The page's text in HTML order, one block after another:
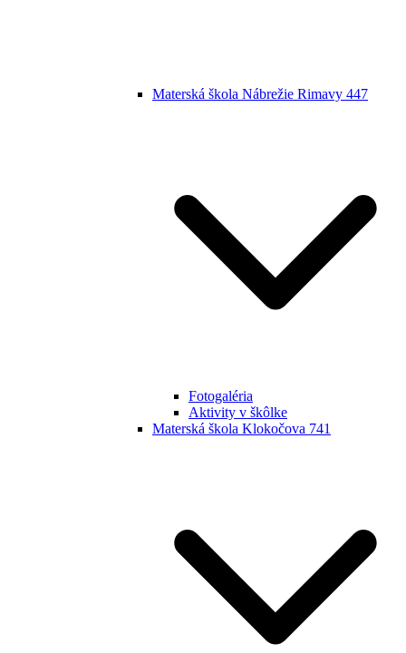
Materská škola Nábrežie Rimavy 447
Fotogaléria
Aktivity v škôlke
Materská škola Klokočova 741